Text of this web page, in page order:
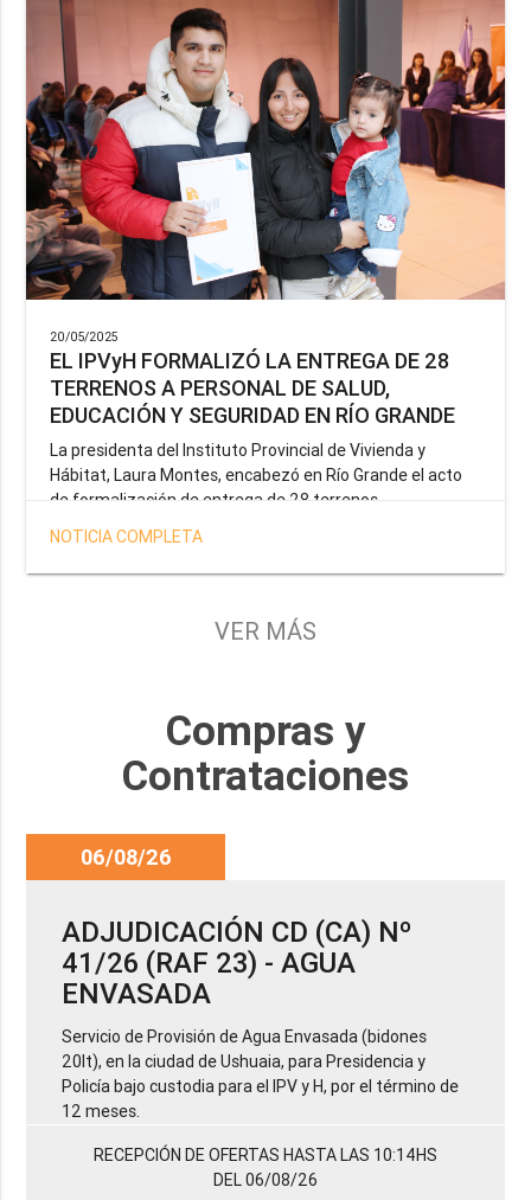
20/05/2025
EL IPVyH FORMALIZÓ LA ENTREGA DE 28
TERRENOS A PERSONAL DE SALUD,
EDUCACIÓN Y SEGURIDAD EN RÍO GRANDE
La presidenta del Instituto Provincial de Vivienda y
Hábitat, Laura Montes, encabezó en Río Grande el acto
de formalización de entrega de 28 terrenos
correspondientes a la operatoria especial anunciada por
el Gobernador Gustavo Melella, la cual tiene como
objetivo brindar una solución habitacional a docentes,
Provincia y del Servicio Penitenciario.
NOTICIA COMPLETA
VER MÁS
Compras y
Contrataciones
06/08/26
ADJUDICACIÓN CD (CA) Nº
41/26 (RAF 23) - AGUA
ENVASADA
Servicio de Provisión de Agua Envasada (bidones
20lt), en la ciudad de Ushuaia, para Presidencia y
Policía bajo custodia para el IPV y H, por el término de
12 meses.
RECEPCIÓN DE OFERTAS HASTA LAS 10:14HS
DEL 06/08/26